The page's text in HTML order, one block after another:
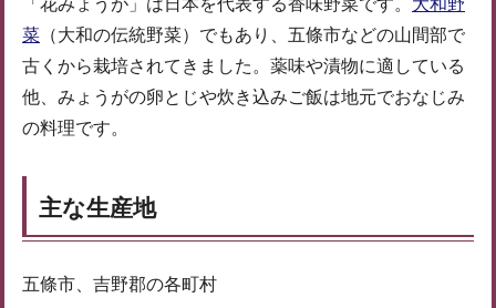
菜 （大和の伝統野菜）でもあり、五條市などの山間部で
古くから栽培されてきました。薬味や漬物に適している
他、みょうがの卵とじや炊き込みご飯は地元でおなじみ
の料理です。
主な生産地
五條市、吉野郡の各町村